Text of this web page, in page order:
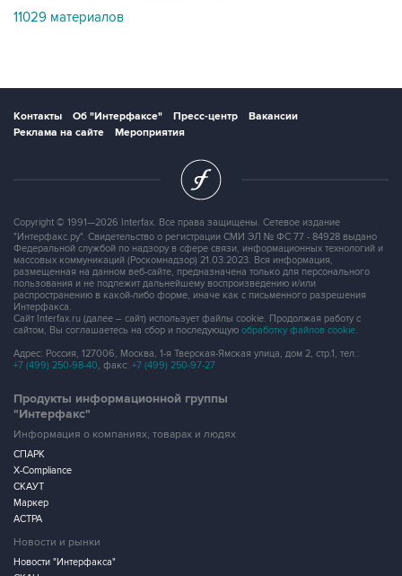
11029 материалов
Контакты Об "Интерфаксе" Пресс-центр
Вакансии
Реклама на сайте
Мероприятия
Copyright © 1991—2026 Interfax. Все права защищены. Сетевое издание
"Интерфакс.ру". Свидетельство о регистрации СМИ ЭЛ № ФС 77 - 84928 выдано
Федеральной службой по надзору в сфере связи, информационных технологий и
массовых коммуникаций (Роскомнадзор) 21.03.2023. Вся информация,
размещенная на данном веб-сайте, предназначена только для персонального
пользования и не подлежит дальнейшему воспроизведению и/или
распространению в какой-либо форме, иначе как с письменного разрешения
Интерфакса.
Сайт Interfax.ru (далее – сайт) использует файлы cookie. Продолжая работу с
сайтом, Вы соглашаетесь на сбор и последующую обработку файлов cookie.
Адрес: Россия, 127006, Москва, 1-я Тверская-Ямская улица, дом 2, стр.1, тел.:
+7 (499) 250-98-40, факс: +7 (499) 250-97-27
Продукты информационной группы
"Интерфакс"
Информация о компаниях, товарах и людях
СПАРК
X-Compliance
СКАУТ
Маркер
АСТРА
Новости и рынки
Новости "Интерфакса"